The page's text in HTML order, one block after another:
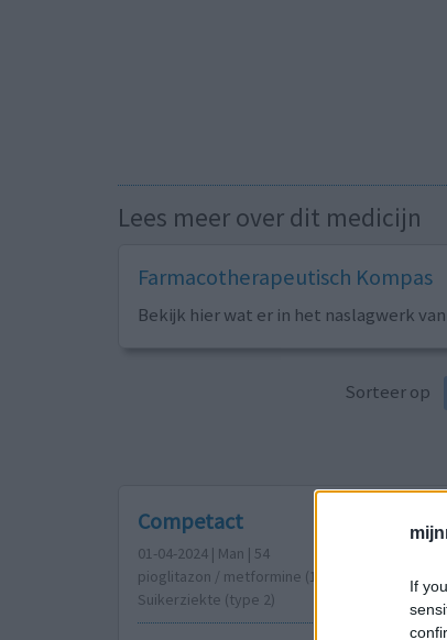
If
Lees meer over dit medicijn
Farmacotherapeutisch Kompas
Bekijk hier wat er in het naslagwerk
Sorteer op
Competact
01-04-2024 | Man | 54
pioglitazon / metformine (15/850mg)
Suikerziekte (type 2)